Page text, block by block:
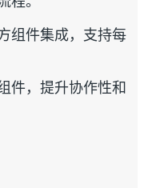
组件集成，支持每
件，提升协作性和